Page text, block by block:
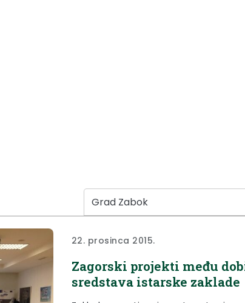
22. prosinca 2015.
Zagorski projekti među
sredstava istarske zaklade